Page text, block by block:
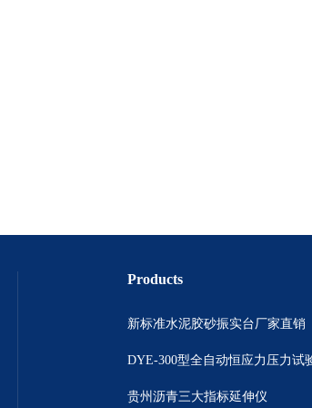
Products
新标准水泥胶砂振实台厂家直销
DYE-300型全自动恒应力压力试
贵州沥青三大指标延伸仪